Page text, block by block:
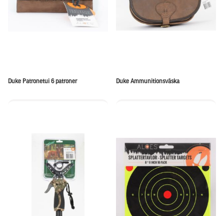
Duke Patronetui 6 patroner Duke Ammunitionsväska